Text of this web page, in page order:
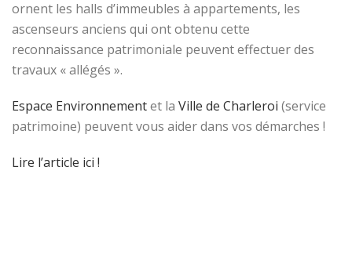
ornent les halls d’immeubles à appartements, les
ascenseurs anciens qui ont obtenu cette
reconnaissance patrimoniale peuvent effectuer des
travaux « allégés ».
Espace Environnementet la Ville de Charleroi (service
patrimoine) peuvent vous aider dans vos démarches !
Lire l’article ici !